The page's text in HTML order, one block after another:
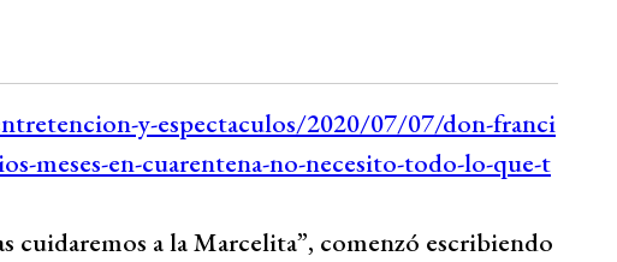
cuidaremos a la Marcelita”, comenzó escribiendo